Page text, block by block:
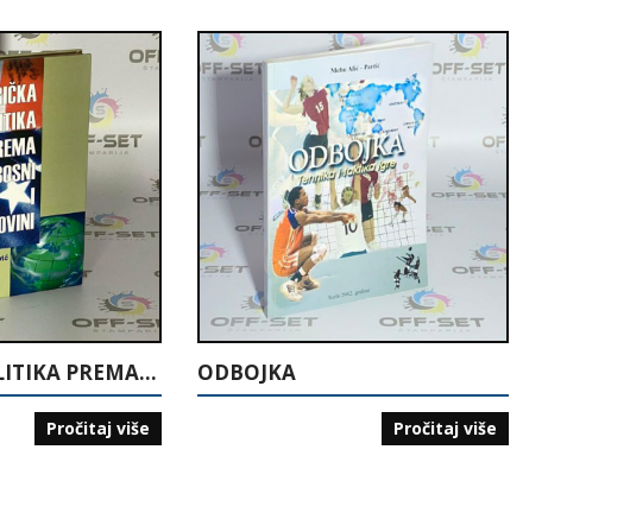
AMERIČKA POLITIKA PREMA BOSNI I HERCEGOVINI
Pročitaj više
ODBOJKA
Pročitaj više